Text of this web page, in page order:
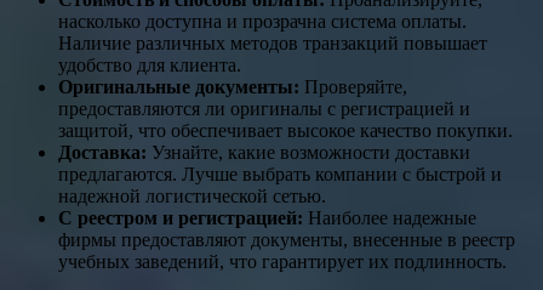
насколько доступна и прозрачна система оплаты.
Наличие различных методов транзакций повышает
удобство для клиента.
Оригинальные документы: Проверяйте,
предоставляются ли оригиналы с регистрацией и
защитой, что обеспечивает высокое качество покупки.
Доставка: Узнайте, какие возможности доставки
предлагаются. Лучше выбрать компании с быстрой и
надежной логистической сетью.
С реестром и регистрацией: Наиболее надежные
фирмы предоставляют документы, внесенные в реестр
учебных заведений, что гарантирует их подлинность.